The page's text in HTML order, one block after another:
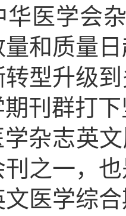
华医学会
和质量
型升级
刊群打
学杂志英
之一，
医学综